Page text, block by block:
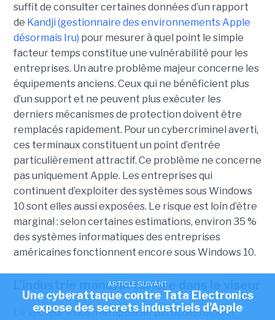
suffit de consulter certaines données d’un rapport
de Kandji (gestionnaire des environnements Apple
désormais Iru) pour mesurer à quel point le simple
facteur temps constitue une vulnérabilité pour les
entreprises. Un autre problème majeur concerne les
équipements anciens. Ceux qui ne bénéficient plus
d’un support et ne peuvent plus exécuter les
derniers mécanismes de protection doivent être
remplacés rapidement. Pour un cybercriminel averti,
ces terminaux constituent un point d’entrée
particulièrement attractif. Ce problème ne concerne
pas uniquement Apple. Les entreprises qui
continuent d’exploiter des systèmes sous Windows
10 sont elles aussi exposées. Le risque est loin d’être
marginal : selon certaines estimations, environ 35 %
des systèmes informatiques des entreprises
américaines fonctionnent encore sous Windows 10.
L’industrie manufacturière dans le viseur
Le secteur industriel apparaît particulièrement
ARTICLE SUIVANT
Une cyberattaque contre Tata Electronics
expose des secrets industriels d'Apple